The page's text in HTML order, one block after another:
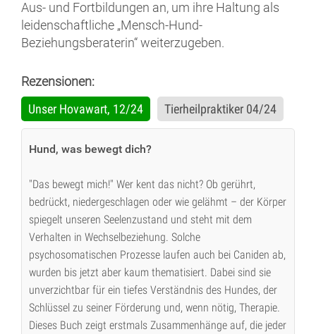
Aus- und Fortbildungen an, um ihre Haltung als
leidenschaftliche „Mensch-Hund-
Beziehungsberaterin“ weiterzugeben.
Rezensionen:
Unser Hovawart, 12/24
Tierheilpraktiker 04/24
Hund, was bewegt dich?
"Das bewegt mich!" Wer kent das nicht? Ob gerührt,
bedrückt, niedergeschlagen oder wie gelähmt – der Körper
spiegelt unseren Seelenzustand und steht mit dem
Verhalten in Wechselbeziehung. Solche
psychosomatischen Prozesse laufen auch bei Caniden ab,
wurden bis jetzt aber kaum thematisiert. Dabei sind sie
unverzichtbar für ein tiefes Verständnis des Hundes, der
Schlüssel zu seiner Förderung und, wenn nötig, Therapie.
Dieses Buch zeigt erstmals Zusammenhänge auf, die jeder